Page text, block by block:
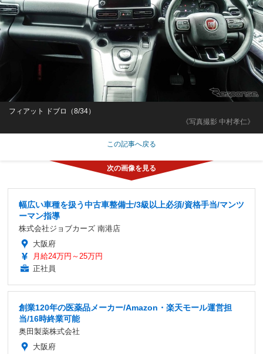
《写真撮影 中村孝仁》
フィアット ドブロ（8/34）
この記事へ戻る
幅広い車種を扱う中古車整備士/3級以上必須/資格手当/マンツ
ーマン指導
株式会社ジョブカーズ 南港店
大阪府
月給24万円～25万円
正社員
創業120年の医薬品メーカー/Amazon・楽天モール運営担
当/16時終業可能
奥田製薬株式会社
大阪府